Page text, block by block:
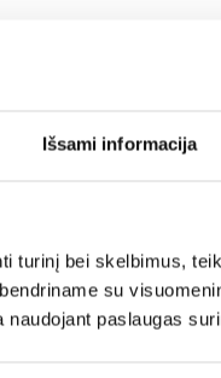
Išsami informacija
turinį bei skelbimus,
su
paslaugas